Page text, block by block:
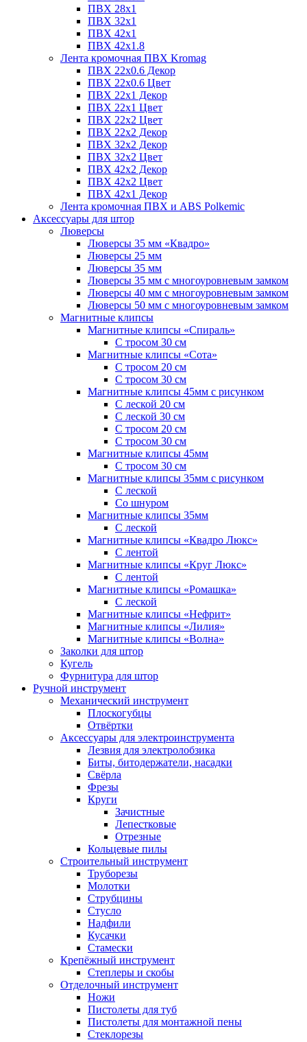
ПВХ 28х1
ПВХ 32x1
ПВХ 42х1
ПВХ 42х1.8
Лента кромочная ПВХ Kromag
ПВХ 22x0.6 Декор
ПВХ 22x0.6 Цвет
ПВХ 22x1 Декор
ПВХ 22x1 Цвет
ПВХ 22x2 Цвет
ПВХ 22x2 Декор
ПВХ 32x2 Декор
ПВХ 32x2 Цвет
ПВХ 42x2 Декор
ПВХ 42x2 Цвет
ПВХ 42x1 Декор
Лента кромочная ПВХ и ABS Polkemic
Аксессуары для штор
Люверсы
Люверсы 35 мм «Квадро»
Люверсы 25 мм
Люверсы 35 мм
Люверсы 35 мм с многоуровневым замком
Люверсы 40 мм с многоуровневым замком
Люверсы 50 мм с многоуровневым замком
Магнитные клипсы
Магнитные клипсы «Спираль»
С тросом 30 см
Магнитные клипсы «Сота»
С тросом 20 см
С тросом 30 см
Магнитные клипсы 45мм с рисунком
С леской 20 см
С леской 30 см
С тросом 20 см
С тросом 30 см
Магнитные клипсы 45мм
С тросом 30 см
Магнитные клипсы 35мм с рисунком
С леской
Со шнуром
Магнитные клипсы 35мм
С леской
Магнитные клипсы «Квадро Люкс»
С лентой
Магнитные клипсы «Круг Люкс»
С лентой
Магнитные клипсы «Ромашка»
С леской
Магнитные клипсы «Нефрит»
Магнитные клипсы «Лилия»
Магнитные клипсы «Волна»
Заколки для штор
Кугель
Фурнитура для штор
Ручной инструмент
Механический инструмент
Плоскогубцы
Отвёртки
Аксессуары для электроинструмента
Лезвия для электролобзика
Биты, битодержатели, насадки
Свёрла
Фрезы
Круги
Зачистные
Лепестковые
Отрезные
Кольцевые пилы
Строительный инструмент
Труборезы
Молотки
Струбцины
Стусло
Надфили
Кусачки
Стамески
Крепёжный инструмент
Степлеры и скобы
Отделочный инструмент
Ножи
Пистолеты для туб
Пистолеты для монтажной пены
Стеклорезы